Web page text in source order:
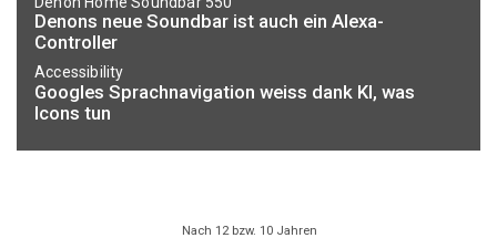
Denons neue Soundbar ist auch ein Alexa-
Controller
Accessibility
Googles Sprachnavigation weiss dank KI, was
Icons tun
Nach 12 bzw. 10 Jahren